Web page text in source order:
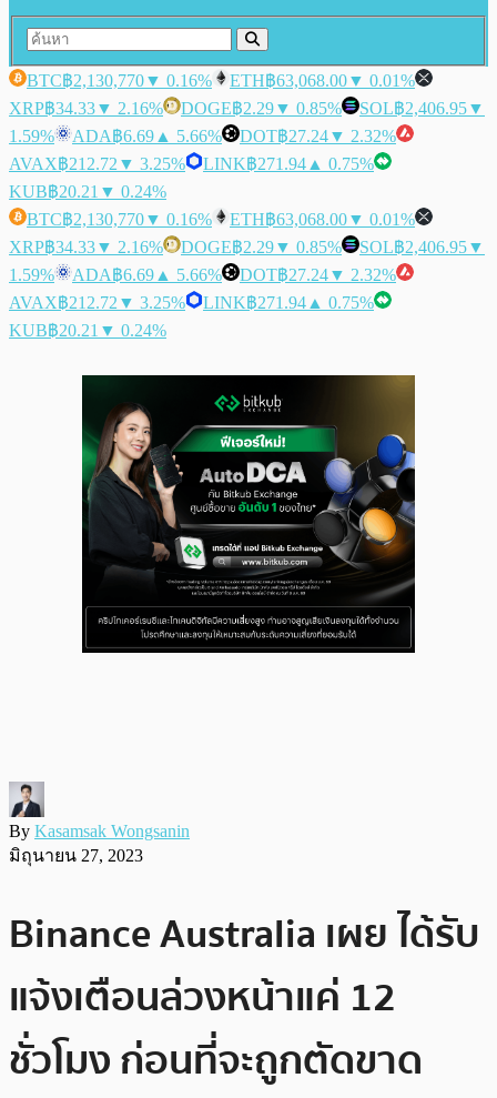
BTC฿2,130,770▼ 0.16% ETH฿63,068.00▼ 0.01%
XRP฿34.33▼ 2.16% DOGE฿2.29▼ 0.85% SOL฿2,406.95▼
1.59%
ADA฿6.69 ▲ 5.66% DOT฿27.24▼ 2.32%
AVAX฿212.72 ▼ 3.25% LINK฿271.94 ▲ 0.75%
KUB฿20.21 ▼ 0.24%
BTC฿2,130,770▼ 0.16% ETH฿63,068.00▼ 0.01%
XRP฿34.33▼ 2.16% DOGE฿2.29▼ 0.85% SOL฿2,406.95▼
1.59%
ADA฿6.69 ▲ 5.66% DOT฿27.24▼ 2.32%
AVAX฿212.72 ▼ 3.25% LINK฿271.94 ▲ 0.75%
KUB฿20.21 ▼ 0.24%
By Kasamsak Wongsanin
มิถุนายน 27, 2023
Binance Australia เผย ได้รับ
แจ้งเตือนล่วงหน้าแค่ 12
ชั่วโมง ก่อนที่จะถูกตัดขาด